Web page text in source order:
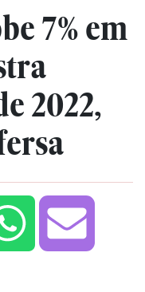
7% em
2022,